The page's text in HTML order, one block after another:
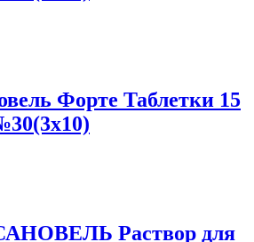
Форте Таблетки 15
Раствор для